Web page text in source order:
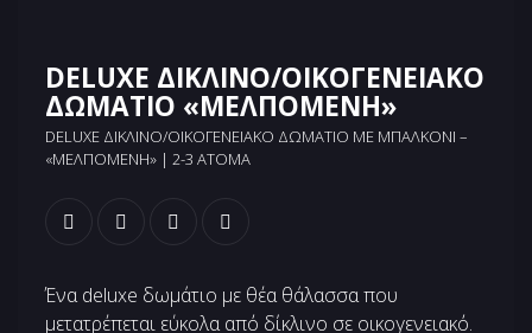
DELUXE ΔΙΚΛΙΝΟ/ΟΙΚΟΓΕΝΕΙΑΚΟ
ΔΩΜΑΤΙΟ «ΜΕΛΠΟΜΕΝΗ»
DELUXE ΔΊΚΛΙΝΟ/ΟΙΚΟΓΕΝΕΙΑΚΌ ΔΩΜΆΤΙΟ ΜΕ ΜΠΑΛΚΌΝΙ –
«ΜΕΛΠΟΜΈΝΗ» | 2-3 ΆΤΟΜΑ
Ένα deluxe δωμάτιο με θέα θάλασσα που
μετατρέπεται εύκολα από δίκλινο σε οικογενειακό.